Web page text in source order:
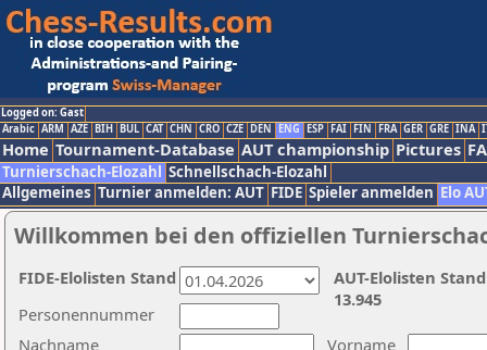
Logged on: Gast
Arabic ARM AZE BIH BUL CAT CHN CRO CZE DEN ENG ESP FAI FIN FRA GER GRE INA
Home Tournament-Database AUT championship Pictures
Turnierschach-Elozahl Schnellschach-Elozahl
Allgemeines Turnier anmelden: AUT FIDE Spieler anmelden Elo
Willkommen bei den offiziellen
Nachname
Vorname
Personennummer
AUT-Elolisten
13.945
FIDE-Elolisten Stand